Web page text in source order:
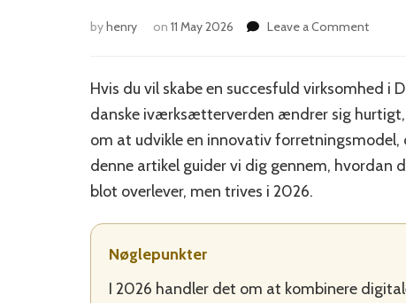
byhenry on 11 May 2026 Leave a Commenton
den
Hvis du vil skabe en succesfuld virksomhed
danske iværksætterverden ændrer sig
om at udvikle en innovativ forretningsmodel,
denne artikel guider vi dig gennem, hvordan
blot overlever, men trives i 2026.
Nøglepunkter
I 2026 handler det om at kombinere